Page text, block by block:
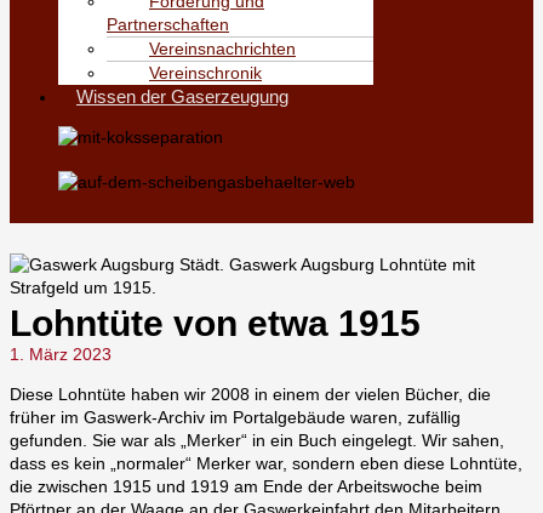
Partnerschaften
Vereinsnachrichten
Vereinschronik
Wissen der Gaserzeugung
Lohntüte von etwa 1915
1. März 2023
Diese Lohntüte haben wir 2008 in einem der vielen Bücher, die
früher im Gaswerk-Archiv im Portalgebäude waren, zufällig
gefunden. Sie war als „Merker“ in ein Buch eingelegt. Wir sahen,
dass es kein „normaler“ Merker war, sondern eben diese Lohntüte,
die zwischen 1915 und 1919 am Ende der Arbeitswoche beim
Pförtner an der Waage an der Gaswerkeinfahrt den Mitarbeitern